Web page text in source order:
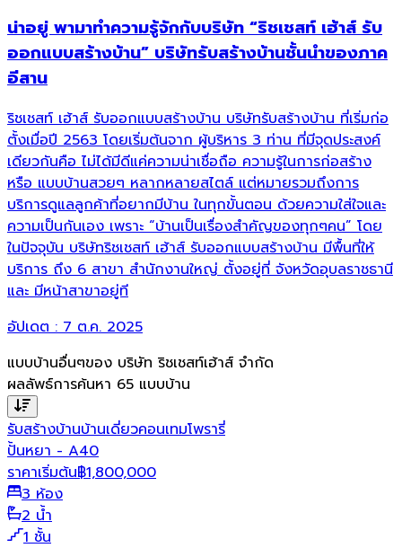
น่าอยู่ พามาทำความรู้จักกับบริษัท “ริชเชสท์ เฮ้าส์ รับ
ออกแบบสร้างบ้าน” บริษัทรับสร้างบ้านชั้นนำของภาค
อีสาน
ริชเชสท์ เฮ้าส์ รับออกแบบสร้างบ้าน บริษัทรับสร้างบ้าน ที่เริ่มก่อ
ตั้งเมื่อปี 2563 โดยเริ่มต้นจาก ผู้บริหาร 3 ท่าน ที่มีจุดประสงค์
เดียวกันคือ ไม่ได้มีดีแค่ความน่าเชื่อถือ ความรู้ในการก่อสร้าง
หรือ แบบบ้านสวยๆ หลากหลายสไตล์ แต่หมายรวมถึงการ
บริการดูแลลูกค้าที่อยากมีบ้าน ในทุกขั้นตอน ด้วยความใส่ใจและ
ความเป็นกันเอง เพราะ “บ้านเป็นเรื่องสำคัญของทุกๆคน” โดย
ในปัจจุบัน บริษัทริชเชสท์ เฮ้าส์ รับออกแบบสร้างบ้าน มีพื้นที่ให้
บริการ ถึง 6 สาขา สำนักงานใหญ่ ตั้งอยู่ที่ จังหวัดอุบลราชธานี
และ มีหน้าสาขาอยู่ที
อัปเดต : 7 ต.ค. 2025
แบบบ้านอื่นๆของ บริษัท ริชเชสท์เฮ้าส์ จำกัด
ผลลัพธ์การค้นหา 65 แบบบ้าน
รับสร้างบ้านบ้านเดี่ยวคอนเทมโพรารี่
ปั้นหยา - A40
ราคาเริ่มต้น฿1,800,000
3 ห้อง
2 น้ำ
1 ชั้น